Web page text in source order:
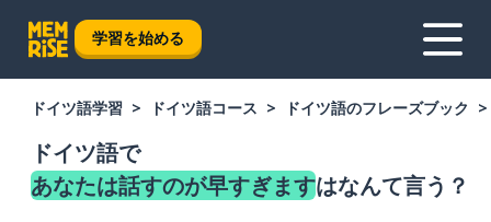
学習を始める
ドイツ語学習 ドイツ語コース ドイツ語のフレーズブック
ドイツ語で
あなたは話すのが早すぎますはなんて言う？